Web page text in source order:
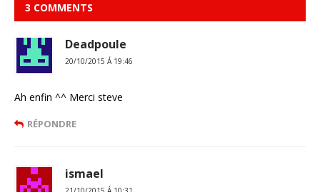
3 COMMENTS
Deadpoule
20/10/2015 Á 19:46
Ah enfin ^^ Merci steve
RÉPONDRE
ismael